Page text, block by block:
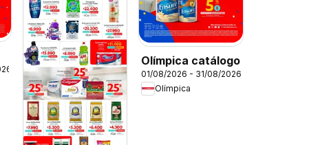
Olímpica catálogo
01/08/2026 - 31/08/2026
Olímpica